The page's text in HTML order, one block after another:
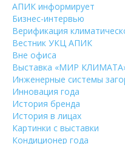
АПИК информирует
Бизнес-интервью
Верификация
Вестник УКЦ АПИК
Вне офиса
Выставка «МИР
Инженерные системы
Инновация года
История бренда
История в лицах
Картинки с выставки
Кондиционер года